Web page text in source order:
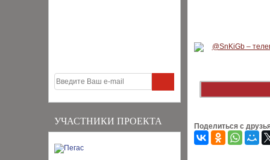
УЧАСТНИКИ ПРОЕКТА Поделиться с